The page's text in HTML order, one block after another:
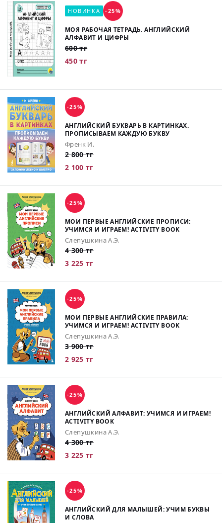
НОВИНКА -25%
МОЯ РАБОЧАЯ ТЕТРАДЬ. АНГЛИЙСКИЙ
АЛФАВИТ И ЦИФРЫ
600 тг
450 тг
-25%
АНГЛИЙСКИЙ БУКВАРЬ В КАРТИНКАХ.
ПРОПИСЫВАЕМ КАЖДУЮ БУКВУ
Френк И.
2 800 тг
2 100 тг
-25%
МОИ ПЕРВЫЕ АНГЛИЙСКИЕ ПРОПИСИ:
УЧИМСЯ И ИГРАЕМ! ACTIVITY BOOK
Слепушкина А.Э.
4 300 тг
3 225 тг
-25%
МОИ ПЕРВЫЕ АНГЛИЙСКИЕ ПРАВИЛА:
УЧИМСЯ И ИГРАЕМ! ACTIVITY BOOK
Слепушкина А.Э.
3 900 тг
2 925 тг
-25%
АНГЛИЙСКИЙ АЛФАВИТ: УЧИМСЯ И ИГРАЕМ!
ACTIVITY BOOK
Слепушкина А.Э.
4 300 тг
3 225 тг
-25%
АНГЛИЙСКИЙ ДЛЯ МАЛЫШЕЙ: УЧИМ БУКВЫ
И СЛОВА